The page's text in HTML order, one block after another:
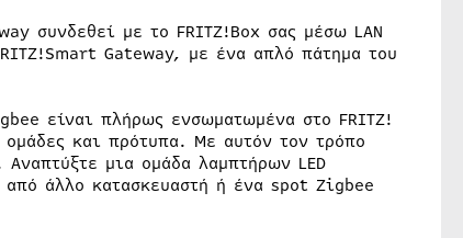
συνδεθεί με το FRITZ!Box σας μέσω LAN
Gateway, με ένα απλό πάτημα του
είναι πλήρως ενσωματωμένα στο FRITZ!
και πρότυπα. Με αυτόν τον τρόπο
μια ομάδα λαμπτήρων LED
από άλλο κατασκευαστή ή ένα spot Zigbee